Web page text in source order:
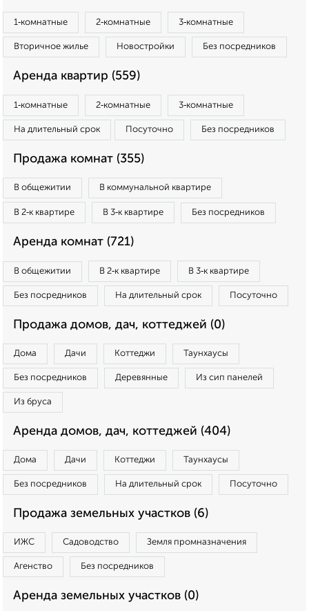
1‑комнатные 2‑комнатные 3‑комнатные
Вторичное жилье Новостройки Без посредников
Аренда квартир (559)
1‑комнатные 2‑комнатные 3‑комнатные
На длительный срок Посуточно Без посредников
Продажа комнат (355)
В общежитии В коммунальной квартире
В 2‑к квартире В 3‑к квартире Без посредников
Аренда комнат (721)
В общежитии В 2‑к квартире В 3‑к квартире
Без посредников На длительный срок Посуточно
Продажа домов, дач, коттеджей (0)
Дома Дачи Коттеджи Таунхаусы
Без посредников Деревянные Из сип панелей
Из бруса
Аренда домов, дач, коттеджей (404)
Дома Дачи Коттеджи Таунхаусы
Без посредников На длительный срок Посуточно
Продажа земельных участков (6)
ИЖС Садоводство Земля промназначения
Агенство Без посредников
Аренда земельных участков (0)